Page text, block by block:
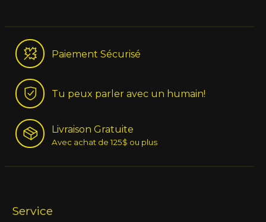
Paiement Sécurisé
Tu peux parler avec un humain!
Livraison Gratuite
Avec achat de 125$ ou plus
Service